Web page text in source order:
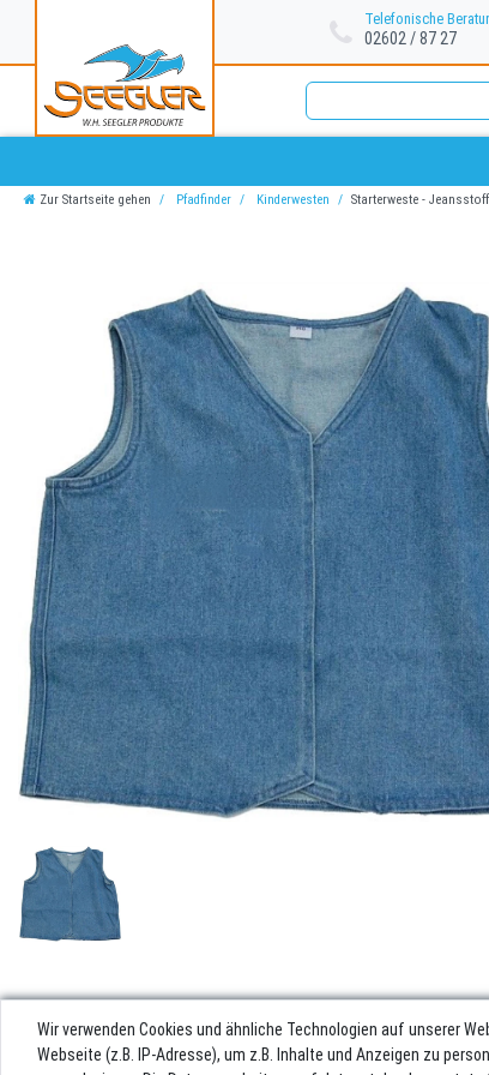
Telefonische
02602 / 87 27
Zur Startseite gehen Pfadfinder Kinderwesten Starterweste -
Wir verwenden Cookies und ähnliche Technologien auf unserer
Webseite (z.B. IP-Adresse), um z.B. Inhalte und Anzeigen zu